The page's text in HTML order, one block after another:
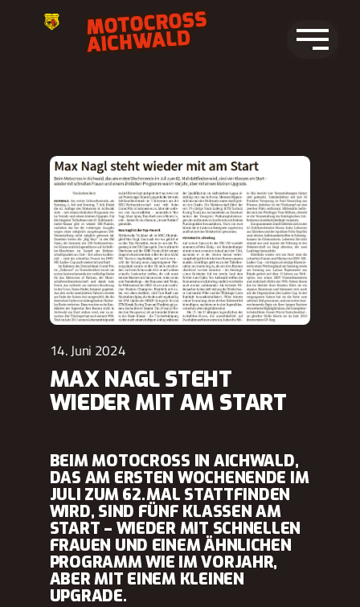
14. Juni 2024
MAX NAGL STEHT
WIEDER MIT AM START
BEIM MOTOCROSS IN AICHWALD,
DAS AM ERSTEN WOCHENENDE IM
JULI ZUM 62. MAL STATTFINDEN
WIRD, SIND FÜNF KLASSEN AM
START – WIEDER MIT SCHNELLEN
FRAUEN UND EINEM ÄHNLICHEN
PROGRAMM WIE IM VORJAHR,
ABER MIT EINEM KLEINEN
UPGRADE.